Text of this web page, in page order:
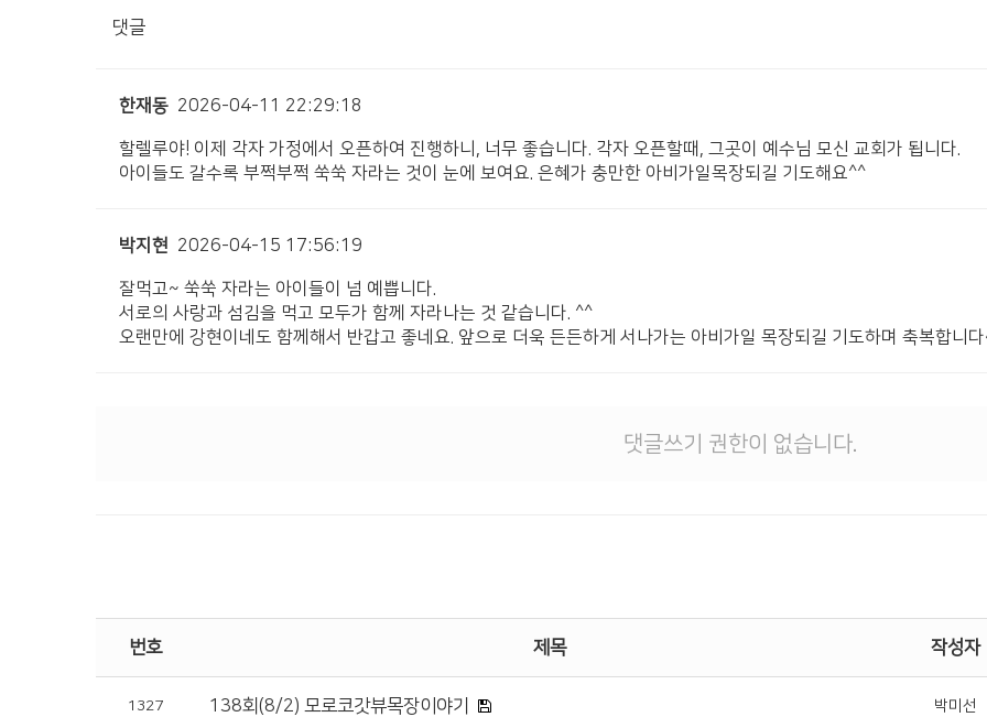
댓글
한재동 2026-04-11 22:29:18
할렐루야! 이제 각자 가정에서 오픈하여 진행하니, 너무 좋습니다. 각자 오픈할때, 그곳이 예수님 모신 교회가 됩니다.
아이들도 갈수록 부쩍부쩍 쑥쑥 자라는 것이 눈에 보여요. 은혜가 충만한 아비가일목장되길 기도해요^^
박지현 2026-04-15 17:56:19
잘먹고~ 쑥쑥 자라는 아이들이 넘 예쁩니다.
서로의 사랑과 섬김을 먹고 모두가 함께 자라나는 것 같습니다. ^^
오랜만에 강현이네도 함께해서 반갑고 좋네요. 앞으로 더욱 든든하게 서나가는 아비가일 목장되길 기도하며 축복합니
댓글쓰기 권한이 없습니다.
번호 제목 작성자
1327 138회(8/2) 모로코갓뷰목장이야기 박미선